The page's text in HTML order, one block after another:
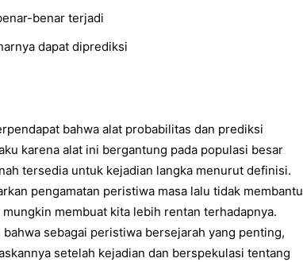
benar terjadi
dapat diprediksi
bahwa alat probabilitas dan prediksi
karena alat ini bergantung pada populasi besar
tersedia untuk kejadian langka menurut definisi.
pengamatan peristiwa masa lalu tidak membantu
membuat kita lebih rentan terhadapnya.
sebagai peristiwa bersejarah yang penting,
setelah kejadian dan berspekulasi tentang